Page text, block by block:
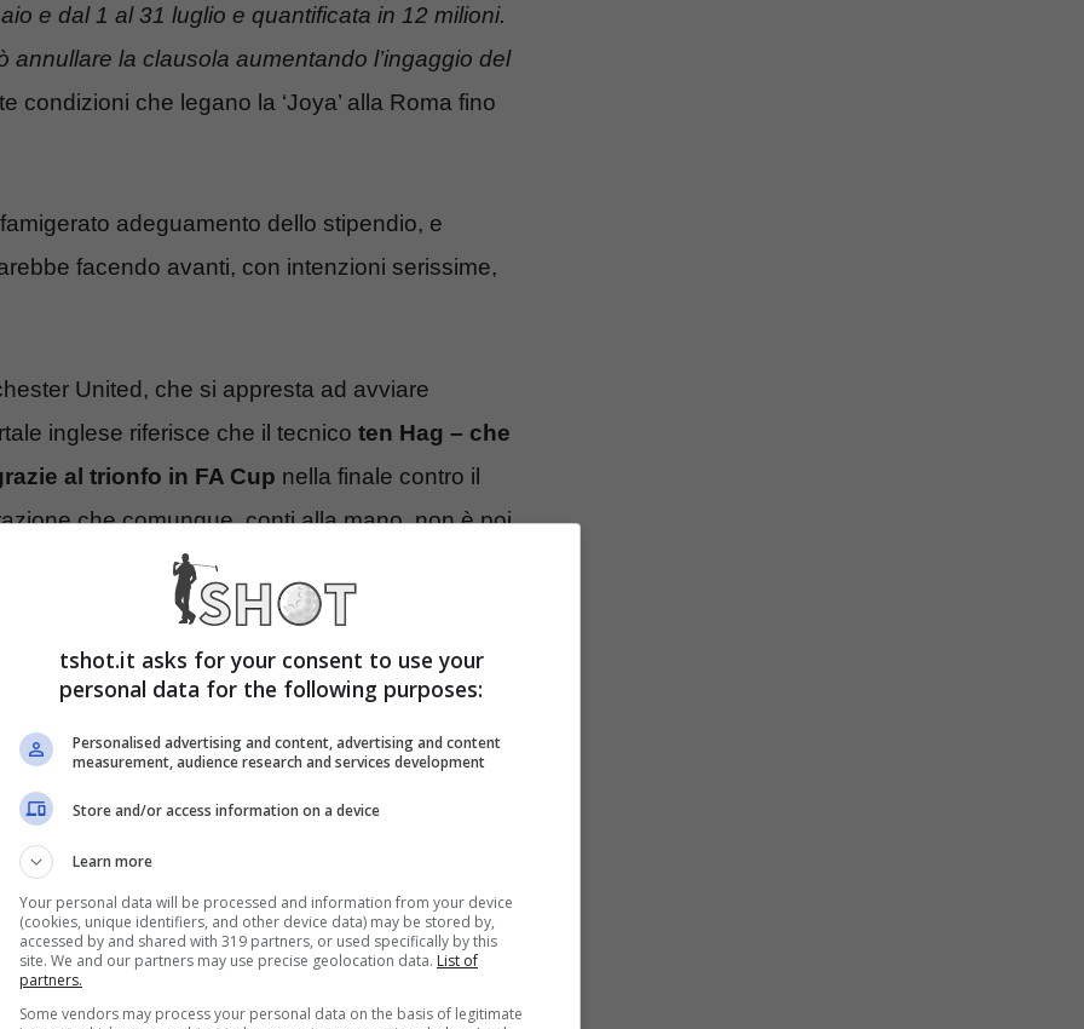
e dal 1 al 31 luglio e quantificata in 12 milioni.
la clausola aumentando l’ingaggio del
condizioni che legano la ‘Joya’ alla Roma fino
adeguamento dello stipendio, e
facendo avanti, con intenzioni serissime,
United, che si appresta ad avviare
inglese riferisce che il tecnico ten Hag – che
al trionfo in FA Cup nella finale contro il
che comunque, conti alla mano, non è poi
di lasciare troppo potere decisionale
la pista che porta al fuoriclasse argentino.
Garnacho, accettasse la proposta dei Red
sarebbe completato.
di Calciomercato:CLICCA QUI
tshot.it asks for your consent to use your
personal data for the following purposes:
Personalised advertising and content, advertising and content
measurement, audience research and services development
Store and/or access information on a device
Learn more
Your personal data will be processed and information from your device
(cookies, unique identifiers, and other device data) may be stored by,
accessed by and shared with 319 partners, or used specifically by this
site. We and our partners may use precise geolocation data. List of
partners.
Some vendors may process your personal data on the basis of legitimate